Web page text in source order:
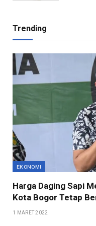
Trending
EKONOMI
Harga Daging Sapi
Kota Bogor Tetap
1 MARET 2022